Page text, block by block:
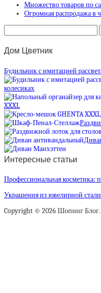
Множество товаров по
Огромная распродажа в
Дом Цветник
Будильник с имитацией
колесиках
XXXL
Интересные статьи
Профессиональная косметика:
Украшения из ювелирной
Copyright © 2026 Шопинг Блог.